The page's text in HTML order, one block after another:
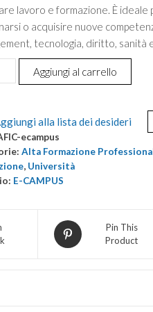
lavoro e formazione. È ideale
o acquisire nuove
tecnologia, diritto, sanità
Aggiungi al carrello
alla lista dei desideri
ecampus
Alta Formazione
, Università
E-CAMPUS
Pin This
Product